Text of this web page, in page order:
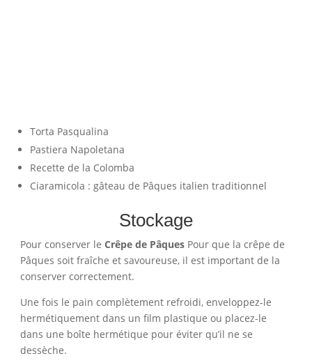
Torta Pasqualina
Pastiera Napoletana
Recette de la Colomba
Ciaramicola : gâteau de Pâques italien traditionnel
Stockage
Pour conserver le Crêpe de PâquesPour que la crêpe de
Pâques soit fraîche et savoureuse, il est important de la
conserver correctement.
Une fois le pain complètement refroidi, enveloppez-le
hermétiquement dans un film plastique ou placez-le
dans une boîte hermétique pour éviter qu’il ne se
dessèche.